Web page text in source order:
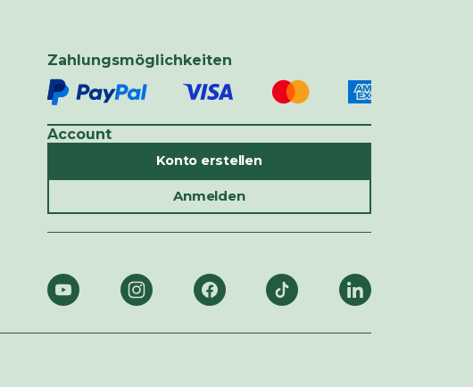
Zahlungsmöglichkeiten
Account
Konto erstellen
Anmelden